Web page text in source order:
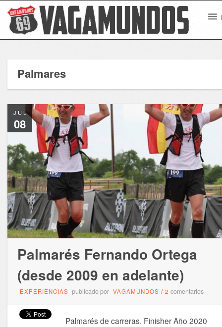
Palmares
JUL
08
Palmarés Fernando Ortega
(desde 2009 en adelante)
EXPERIENCIAS publicado por VAGAMUNDOS / 2 comentarios
Palmarés de carreras. Finisher Año 2020